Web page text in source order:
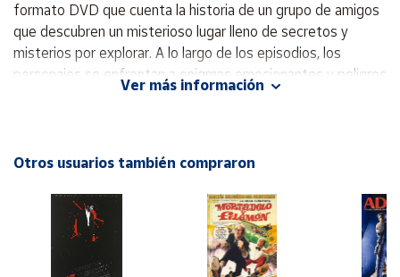
Ayuda
Centro
vendedores
formato DVD que cuenta la historia de un grupo de amigos
que descubren un misterioso lugar lleno de secretos y
misterios por explorar. A lo largo de los episodios, los
personajes se enfrentan a enigmas emocionantes y peligros
desconocidos, mientras luchan por descubrir la verdad
promete mantener al espectador enganchado de principio a
Ver más información
Otros usuarios también compraron